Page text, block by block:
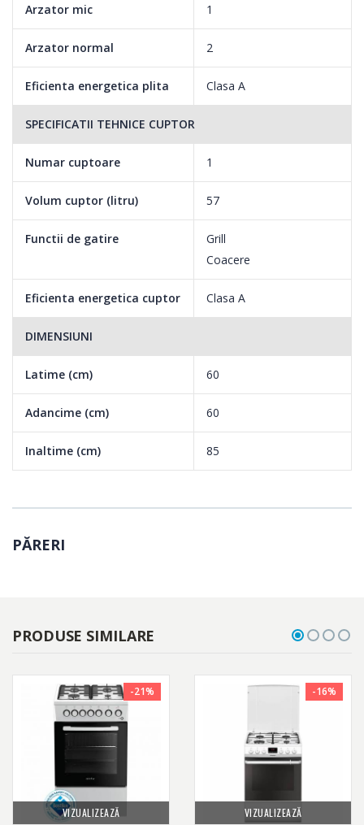
Arzator mic 1
Arzator normal 2
Eficienta energetica plita Clasa A
SPECIFICATII TEHNICE CUPTOR
Numar cuptoare 1
Volum cuptor (litru) 57
Functii de gatire
Grill
Coacere
Eficienta energetica cuptor Clasa A
DIMENSIUNI
Latime (cm) 60
Adancime (cm) 60
Inaltime (cm) 85
PĂRERI
PRODUSE SIMILARE
VIZUALIZEAZĂ
-21%
VIZUALIZEAZĂ
-16%